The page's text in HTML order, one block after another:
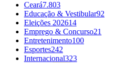
Ceará7.803
Educação & Vestibular92
Eleições 202614
Emprego & Concurso21
Entretenimento100
Esportes242
Internacional323